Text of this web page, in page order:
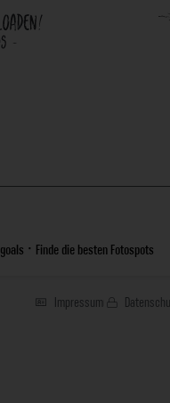
· Finde die besten Fotospots
Impressum